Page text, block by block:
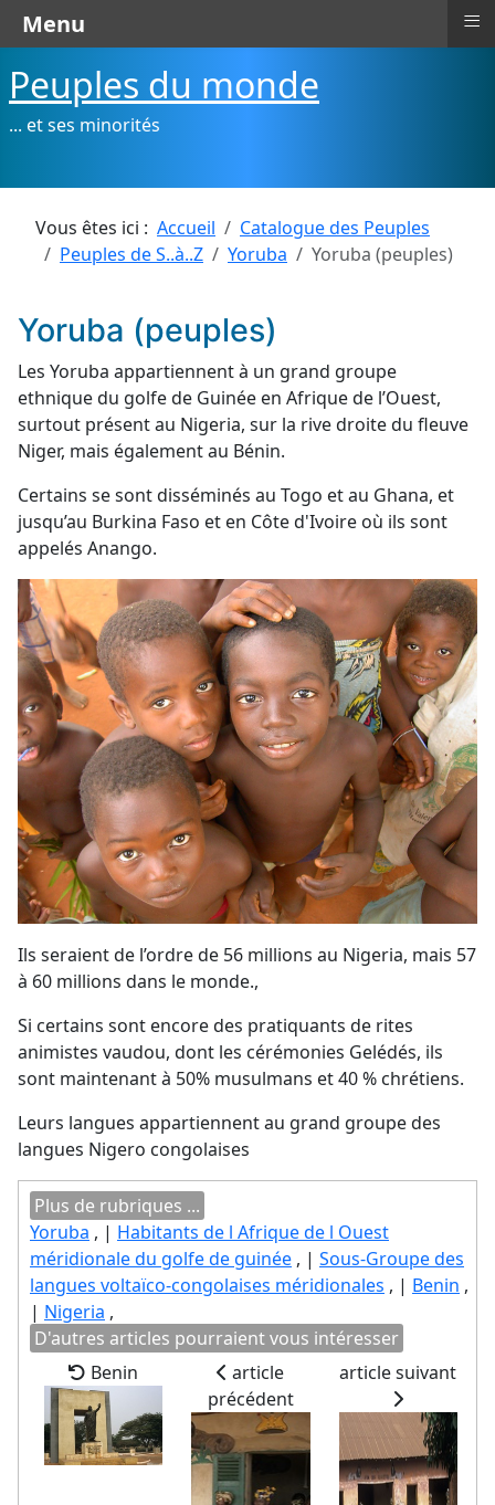
Peuples du monde
... et ses minorités
Vous êtes ici : Accueil
Catalogue des Peuples
Peuples de S..à..Z
Yoruba Yoruba (peuples)
Yoruba (peuples)
Les Yoruba appartiennent à un grand groupe
ethnique du golfe de Guinée en Afrique de l’Ouest,
surtout présent au Nigeria, sur la rive droite du fleuve
Niger, mais également au Bénin.
Certains se sont disséminés au Togo et au Ghana, et
jusqu’au Burkina Faso et en Côte d'Ivoire où ils sont
appelés Anango.
Ils seraient de l’ordre de 56 millions au Nigeria, mais 57
à 60 millions dans le monde.,
Si certains sont encore des pratiquants de rites
animistes vaudou, dont les cérémonies Gelédés, ils
sont maintenant à 50% musulmans et 40 % chrétiens.
Leurs langues appartiennent au grand groupe des
langues Nigero congolaises
Plus de rubriques ...
Yoruba , | Habitants de l Afrique de l Ouest
méridionale du golfe de guinée , | Sous-Groupe des
langues voltaïco-congolaises méridionales , | Benin ,
| Nigeria ,
D'autres articles pourraient vous intéresser
Benin
article
précédent
article suivant
Menu ≡